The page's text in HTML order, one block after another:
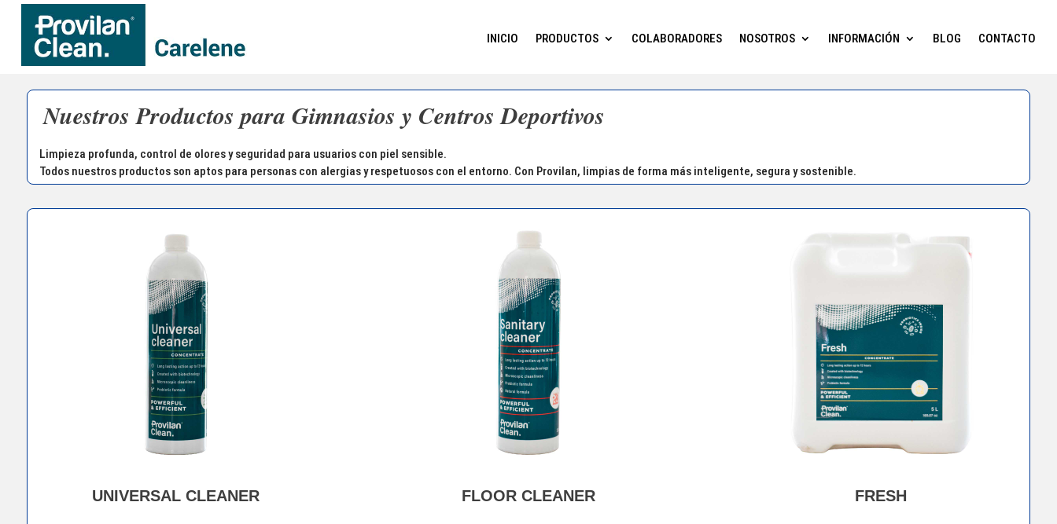
INICIO PRODUCTOS COLABORADORES NOSOTROS INFORMACIÓN BLOG CONTACTO
Nuestros Productos para Gimnasios y Centros Deportivos
Limpieza profunda, control de olores y seguridad para usuarios con piel sensible.
Todos nuestros productos son aptos para personas con alergias y respetuosos con el entorno. Con Provilan, limpias de forma más inteligente, segura y sostenible.
UNIVERSAL CLEANER FLOOR CLEANER FRESH